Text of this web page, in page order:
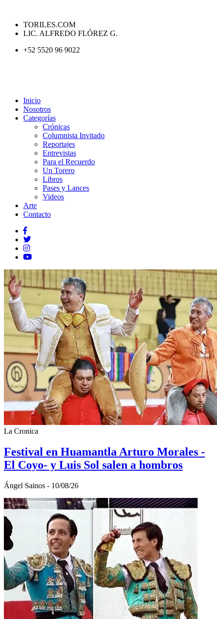
TORILES.COM
LIC. ALFREDO FLÓREZ G.
+52 5520 96 9022
Inicio
Nosotros
Categorías
Crónicas
Columnista Invitado
Reportajes
Entrevistas
Para el Recuerdo
Un Torero
Libros
Pases y Lances
Videos
Arte
Contacto
La Cronica
Festival en Huamantla Arturo Morales -
El Coyo- y Luis Sol salen a hombros
Ángel Sainos - 10/08/26